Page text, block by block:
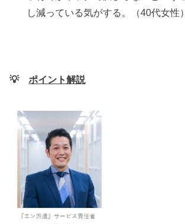
し減っている気がする。（40代女性）
💡 ポイント解説